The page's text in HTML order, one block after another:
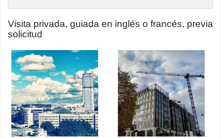
Visita privada, guiada en inglés o francés, previa
solicitud